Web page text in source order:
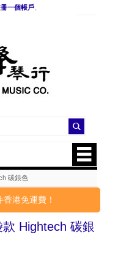
一個帳戶
碳銀色
港免運費！
Hightech 碳銀